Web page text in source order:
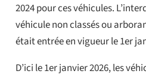
2024 pour ces véhicules.
véhicule non classés ou
était entrée en vigueur le 1er
D’ici le 1er janvier 2026, les